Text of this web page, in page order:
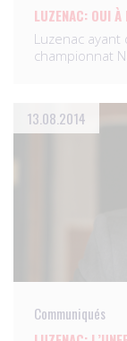
LUZENAC: OUI À
Luzenac
championnat
13.08.2014
Communiqués